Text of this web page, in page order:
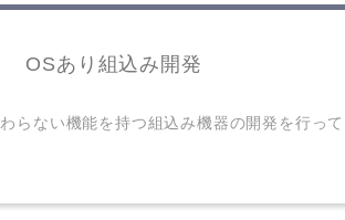
OSあり組込み開発
らない機能を持つ組込み機器の開発を行って